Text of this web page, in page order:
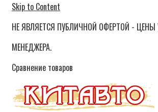
Skip to Content
НЕ ЯВЛЯЕТСЯ ПУБЛИЧНОЙ ОФЕРТОЙ - ЦЕНЫ
МЕНЕДЖЕРА.
Сравнение товаров